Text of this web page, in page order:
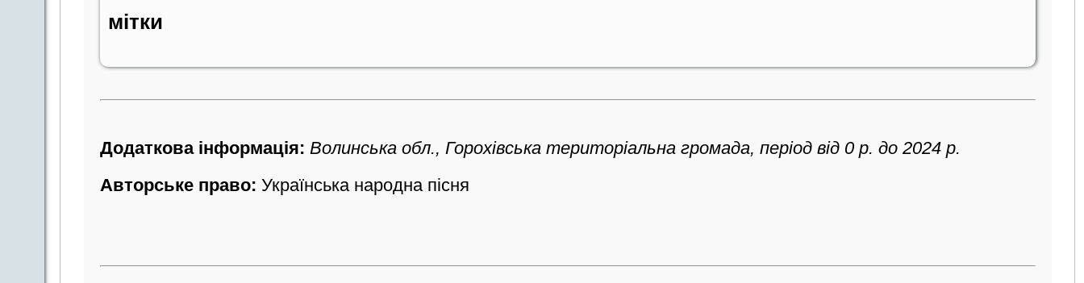
мітки
Додаткова інформація: Волинська обл., Горохівська територіальна громада, період від 0 р. до 2024 р.
Авторське право: Українська народна пісня